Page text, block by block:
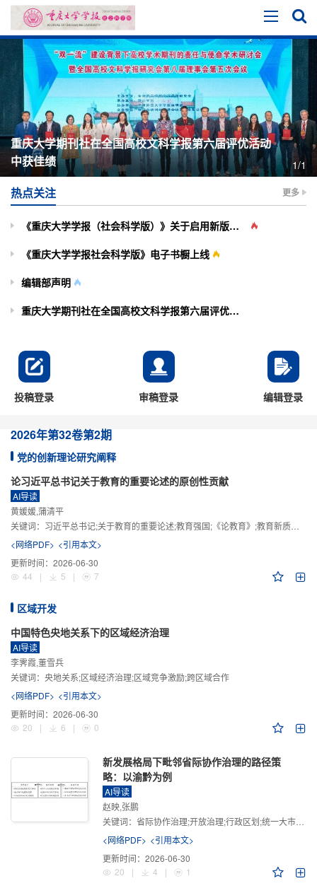
重庆大学期刊社在全国高校文科学报第六届评优活动
中获佳绩
1/1
热点关注 更多
《重庆大学学报（社会科学版）》关于启用新版投审稿系统的通知
《重庆大学学报社会科学版》电子书橱上线
编辑部声明
重庆大学期刊社在全国高校文科学报第六届评优活动中获佳绩
投稿登录 审稿登录 编辑登录
2026年第32卷第2期
党的创新理论研究阐释
论习近平总书记关于教育的重要论述的原创性贡献
AI导读
黄媛媛,蒲清平
关键词： 习近平总书记;关于教育的重要论述;教育强国;《论教育》;教育新质生产力;教育人工智能
<网络PDF> <引用本文>
更新时间： 2026-06-30
44
| 5 | 7
区域开发
中国特色央地关系下的区域经济治理
AI导读
李霁霞,董雪兵
关键词： 央地关系;区域经济治理;区域竞争激励;跨区域合作
<网络PDF> <引用本文>
更新时间： 2026-06-30
20
| 6 | 0
新发展格局下毗邻省际协作治理的路径策
略：以渝黔为例
AI导读
赵映,张鹏
关键词： 省际协作治理;开放治理;行政区划;统一大市场;新发展格局
<网络PDF> <引用本文>
更新时间： 2026-06-30
20
| 4 | 1